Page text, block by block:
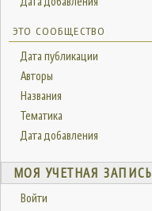
ЭТО СООБЩЕСТВО
Дата публикации
Авторы
Названия
Тематика
Дата добавления
МОЯ УЧЕТНАЯ ЗАПИСЬ
Войти